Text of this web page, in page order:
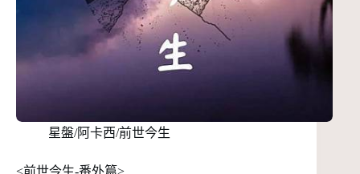
星盤/阿卡西/前世今生
<前世今生-番外篇>